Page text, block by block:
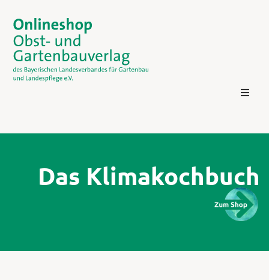
Kontakt
Das Klimakochbuch